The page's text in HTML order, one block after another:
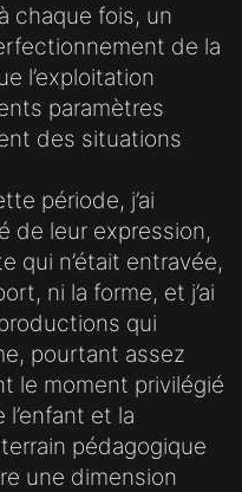
chaque fois, un
de la
l’exploitation
paramètres
des situations
période, j’ai
de leur expression,
qui n’était entravée,
ni la forme, et j’ai
qui
pourtant assez
le moment privilégié
et la
pédagogique
une dimension